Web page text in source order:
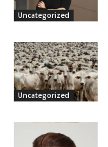
Uncategorized
Uncategorized